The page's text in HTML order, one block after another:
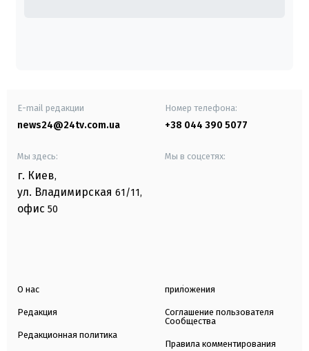
E-mail редакции
news24@24tv.com.ua
Номер телефона:
+38 044 390 5077
Мы здесь:
г. Киев,
ул. Владимирская 61/11,
офис 50
Мы в соцсетях:
О нас
Редакция
Редакционная политика
приложения
Соглашение пользователя
Сообщества
Правила комментирования